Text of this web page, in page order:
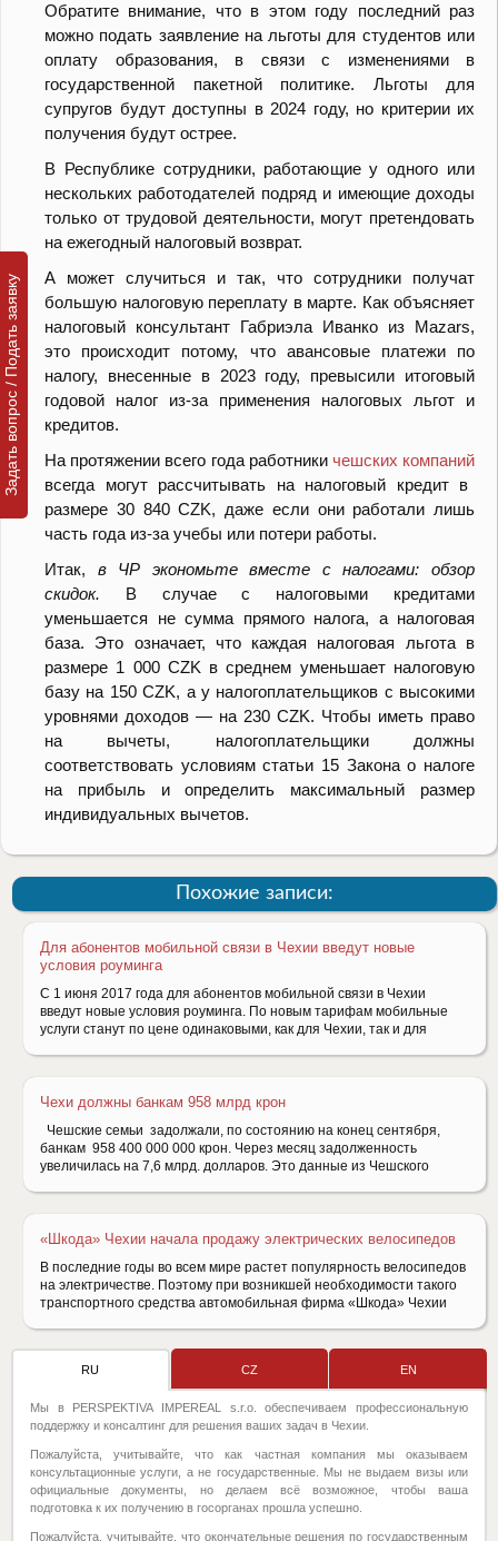
Обратите внимание, что в этом году последний раз
можно подать заявление на льготы для студентов или
оплату образования, в связи с изменениями в
государственной пакетной политике. Льготы для
супругов будут доступны в 2024 году, но критерии их
получения будут острее.
В Республике сотрудники, работающие у одного или
нескольких работодателей подряд и имеющие доходы
только от трудовой деятельности, могут претендовать
на ежегодный налоговый возврат.
А может случиться и так, что сотрудники получат
большую налоговую переплату в марте. Как объясняет
налоговый консультант Габриэла Иванко из Mazars,
это происходит потому, что авансовые платежи по
налогу, внесенные в 2023 году, превысили итоговый
годовой налог из-за применения налоговых льгот и
кредитов.
На протяжении всего года работники чешских компаний
всегда могут рассчитывать на налоговый кредит в
размере 30 840 CZK, даже если они работали лишь
часть года из-за учебы или потери работы.
Итак, вЧР экономьте вместе с налогами: обзор
скидок.
В случае с налоговыми кредитами
уменьшается не сумма прямого налога, а налоговая
база. Это означает, что каждая налоговая льгота в
размере 1 000 CZK в среднем уменьшает налоговую
базу на 150 CZK, а у налогоплательщиков с высокими
уровнями доходов — на 230 CZK. Чтобы иметь право
на вычеты, налогоплательщики должны
соответствовать условиям статьи 15 Закона о налоге
на прибыль и определить максимальный размер
индивидуальных вычетов.
Похожие записи:
Для абонентов мобильной связи в Чехии введут новые
условия роуминга
С 1 июня 2017 года для абонентов мобильной связи в Чехии
введут новые условия роуминга. По новым тарифам мобильные
услуги станут по цене одинаковыми, как для Чехии, так и для
Чехи должны банкам 958 млрд крон
Чешские семьи задолжали, по состоянию на конец сентября,
банкам 958 400 000 000 крон. Через месяц задолженность
увеличилась на 7,6 млрд. долларов. Это данные из Чешского
«Шкода» Чехии начала продажу электрических велосипедов
В последние годы во всем мире растет популярность велосипедов
на электричестве. Поэтому при возникшей необходимости такого
транспортного средства автомобильная фирма «Шкода» Чехии
Задать вопрос / Подать заявку
RU CZ EN
Мы в PERSPEKTIVA IMPEREAL s.r.o. обеспечиваем профессиональную
поддержку и консалтинг для решения ваших задач в Чехии.
Пожалуйста, учитывайте, что как частная компания мы оказываем
консультационные услуги, а не государственные. Мы не выдаем визы или
официальные документы, но делаем всё возможное, чтобы ваша
подготовка к их получению в госорганах прошла успешно.
Пожалуйста, учитывайте, что окончательные решения по государственным